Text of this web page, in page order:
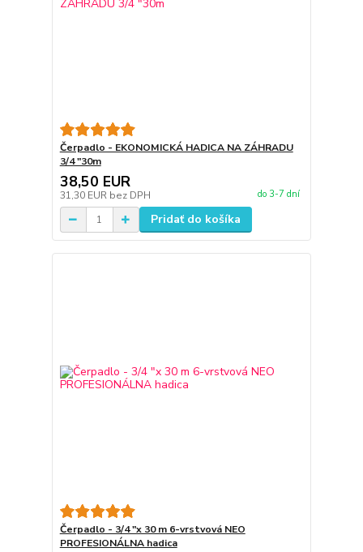
Čerpadlo - EKONOMICKÁ HADICA NA ZÁHRADU
3/4 "30m
38,50 EUR
31,30 EUR bez DPH do 3-7 dní
Pridať do košíka
Čerpadlo - 3/4 "x 30 m 6-vrstvová NEO
PROFESIONÁLNA hadica